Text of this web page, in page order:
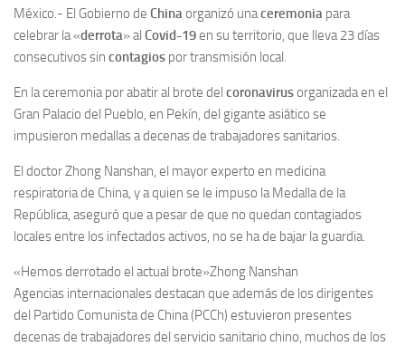
México.- El Gobierno de Chinaorganizó unaceremonia para
celebrar la «derrota» al Covid-19en su territorio, que lleva 23 días
consecutivos sin contagios por transmisión local.
En la ceremonia por abatir al brote del coronavirusorganizada en el
Gran Palacio del Pueblo, en Pekín, del gigante asiático se
impusieron medallas a decenas de trabajadores sanitarios.
El doctor Zhong Nanshan, el mayor experto en medicina
respiratoria de China, y a quien se le impuso la Medalla de la
República, aseguró que a pesar de que no quedan contagiados
locales entre los infectados activos, no se ha de bajar la guardia.
«Hemos derrotado el actual brote»Zhong Nanshan
Agencias internacionales destacan que además de los dirigentes
del Partido Comunista de China (PCCh) estuvieron presentes
decenas de trabajadores del servicio sanitario chino, muchos de los